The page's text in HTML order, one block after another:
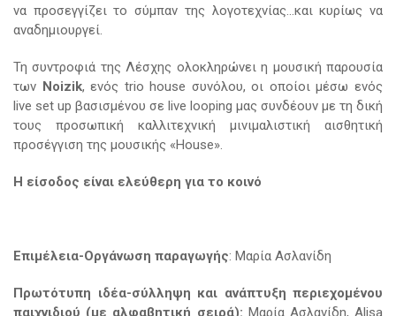
να προσεγγίζει το σύμπαν της λογοτεχνίας…και κυρίως να
αναδημιουργεί.
Τη συντροφιά της Λέσχης ολοκληρώνει η μουσική παρουσία
των Noizik, ενός trio house συνόλου, οι οποίοι μέσω ενός
live set up βασισμένου σε live looping μας συνδέουν με τη δική
τους προσωπική καλλιτεχνική μινιμαλιστική αισθητική
προσέγγιση της μουσικής «House».
Η είσοδος είναι ελεύθερη για το κοινό
Επιμέλεια-Οργάνωση παραγωγής: Μαρία Ασλανίδη
Πρωτότυπη ιδέα-σύλληψη και ανάπτυξη περιεχομένου
παιχνιδιού (με αλφαβητική σειρά): Μαρία Ασλανίδη, Alisa